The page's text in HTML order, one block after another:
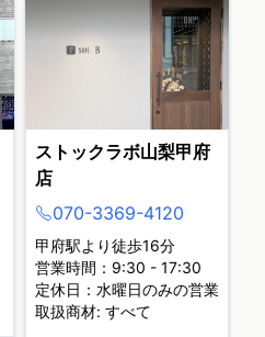
ストックラボ山梨甲府
店
070-3369-4120
甲府駅より徒歩16分
営業時間：9:30 - 17:30
定休日：水曜日のみの営業
取扱商材: すべて